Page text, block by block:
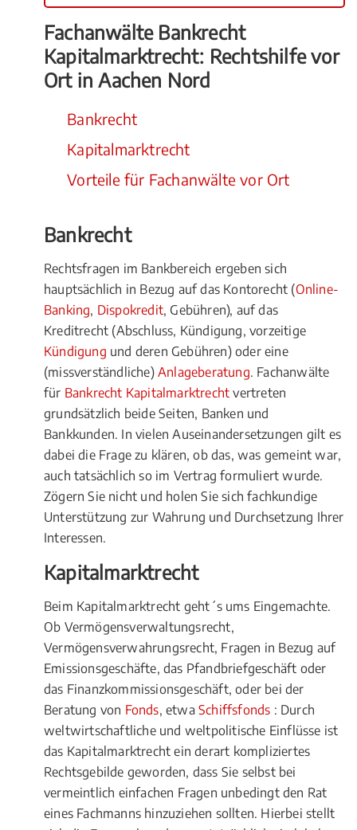
Fachanwälte Bankrecht
Kapitalmarktrecht: Rechtshilfe vor
Ort in Aachen Nord
Bankrecht
Kapitalmarktrecht
Vorteile für Fachanwälte vor Ort
Bankrecht
Rechtsfragen im Bankbereich ergeben sich
hauptsächlich in Bezug auf das Kontorecht (Online-
Banking, Dispokredit, Gebühren), auf das
Kreditrecht (Abschluss, Kündigung, vorzeitige
Kündigung und deren Gebühren) oder eine
(missverständliche) Anlageberatung. Fachanwälte
für Bankrecht Kapitalmarktrecht vertreten
grundsätzlich beide Seiten, Banken und
Bankkunden. In vielen Auseinandersetzungen gilt es
dabei die Frage zu klären, ob das, was gemeint war,
auch tatsächlich so im Vertrag formuliert wurde.
Zögern Sie nicht und holen Sie sich fachkundige
Unterstützung zur Wahrung und Durchsetzung Ihrer
Interessen.
Kapitalmarktrecht
Beim Kapitalmarktrecht geht´s ums Eingemachte.
Ob Vermögensverwaltungsrecht,
Vermögensverwahrungsrecht, Fragen in Bezug auf
Emissionsgeschäfte, das Pfandbriefgeschäft oder
das Finanzkommissionsgeschäft, oder bei der
Beratung von Fonds, etwaSchiffsfonds : Durch
weltwirtschaftliche und weltpolitische Einflüsse ist
das Kapitalmarktrecht ein derart kompliziertes
Rechtsgebilde geworden, dass Sie selbst bei
vermeintlich einfachen Fragen unbedingt den Rat
eines Fachmanns hinzuziehen sollten. Hierbei stellt